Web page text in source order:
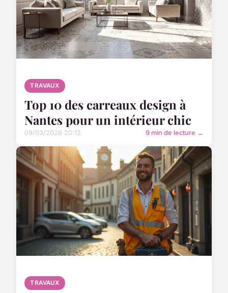
TRAVAUX
Top 10 des carreaux design à
Nantes pour un intérieur chic
09/03/2026 20:12 9 min de lecture →
TRAVAUX